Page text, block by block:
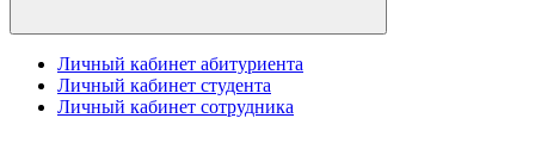
Личный кабинет абитуриента
Личный кабинет студента
Личный кабинет сотрудника